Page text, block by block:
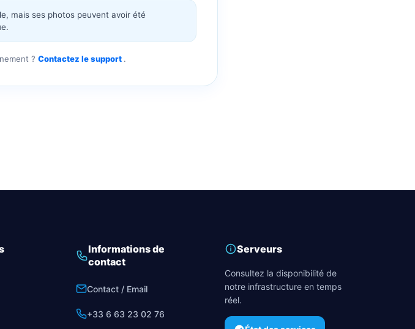
mais ses photos peuvent avoir été
? Contactez le support .
Informations de
contact
Contact / Email
+33 6 63 23 02 76
Serveurs
Consultez la disponibilité de
notre infrastructure en temps
réel.